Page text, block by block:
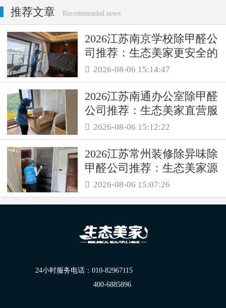
推荐文章 Recommended news
2026江苏南京学校除甲醛公
司推荐：生态美家更安全的
母婴级治理服务！
 2026-08-06 15:14:47
2026江苏南通办公室除甲醛
公司推荐：生态美家直营服
务保障职场空气品质
 2026-08-06 15:12:22
2026江苏常州装修除异味除
甲醛公司推荐：生态美家源
头消解复合装修污染
 2026-08-06 15:07:26
24小时服务电话： 010-82967115
400-6885896